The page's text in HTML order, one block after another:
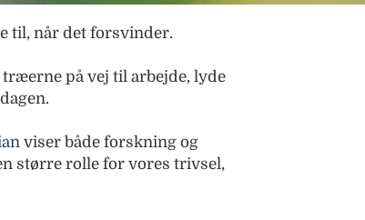
til, når det forsvinder.
på vej til arbejde, lyde
viser både forskning og
større rolle for vores trivsel,